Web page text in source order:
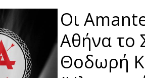
Οι
Αθήνα το
Θοδωρή